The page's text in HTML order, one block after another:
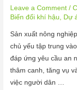
Leave a Comment /
Biến đổi khí hậu
Dự
Sản xuất nông
chủ yếu tập trung
đáp ứng yêu cầu an
thâm canh, tăng vụ
việc người dân …